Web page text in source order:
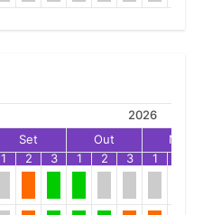
2026
Set Out
Nov
1 2 3 1 2 3 1